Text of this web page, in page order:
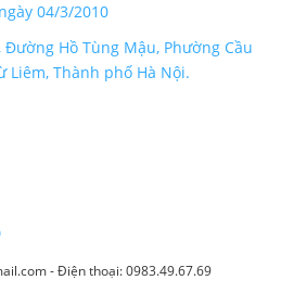
04/3/2010
Đường Hồ Tùng Mậu, Phường Cầu
Liêm, Thành phố Hà Nội.
- Điện thoại: 0983.49.67.69